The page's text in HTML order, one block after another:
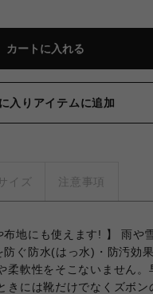
カートに入れる
入りアイテムに追加
イズ 注意事項
布地にも使えます! 】 雨や
ぐ防水(はっ水)・防汚効
柔軟性をそこないません。
きには靴だけでなくズボ